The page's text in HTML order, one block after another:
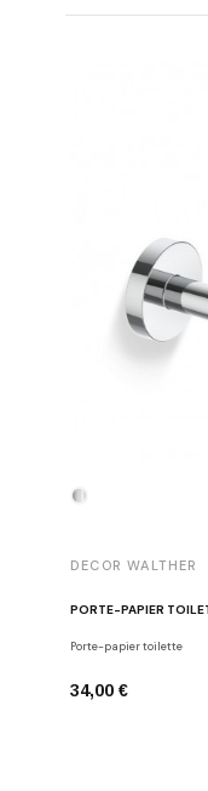
DECOR WALTHER
PORTE-PAPIER
Porte-papier toilette
34,00 €